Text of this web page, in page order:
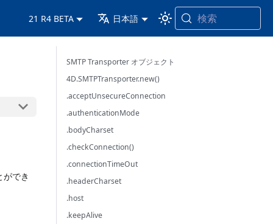
21 R4 BETA 日本語 検索
でき
SMTP Transporter オブジェクト
4D.SMTPTransporter.new()
.acceptUnsecureConnection
.authenticationMode
.bodyCharset
.checkConnection()
.connectionTimeOut
.headerCharset
.host
.keepAlive